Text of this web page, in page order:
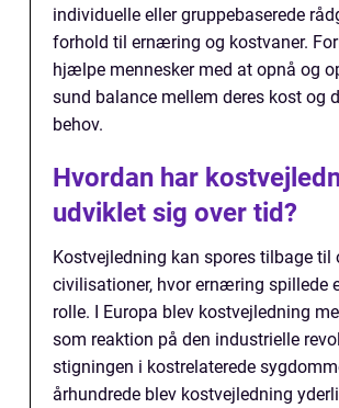
individuelle eller gruppebaserede
forhold til ernæring og kostvaner.
hjælpe mennesker med at opnå og
sund balance mellem deres kost og
behov.
Hvordan har
udviklet sig over tid?
Kostvejledning kan spores tilbage til
civilisationer, hvor ernæring spillede
rolle. I Europa blev kostvejledning
som reaktion på den industrielle
stigningen i kostrelaterede
århundrede blev kostvejledning